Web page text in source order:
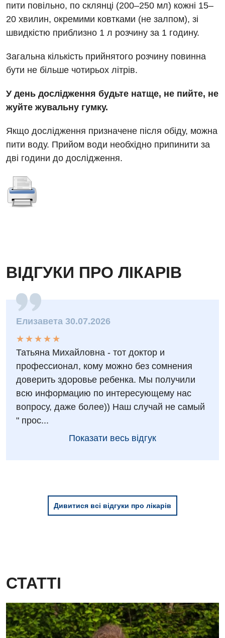
Акушерство і гінекологія
Алергологія, імунологія
Безоплатні послуги
Відділення інтенсивної терапії
Відділення кардіосудинної патології та неврології
Відділення невідкладних станів
Гематологія
Гінекологічне відділення
Дієтологія
Кардіологія
Мамологія
Медична психологія
Неврологія
Нейрохірургія
Проктологія
Терапевтичне відділення
Терапія
Травматологічне відділення
Терапевтичне відділення
Травматологічне відділення
Хірургічне відділення
Швидка медична допомога
пити повільно, по склянці (200–250 мл) кожні 15–
20 хвилин, окремими ковтками (не залпом), зі
швидкістю приблизно 1 л розчину за 1 годину.
Загальна кількість прийнятого розчину повинна
бути не більше чотирьох літрів.
У день дослідження будьте натще, не пийте, не
жуйте жувальну гумку.
Якщо дослідження призначене після обіду, можна
пити воду. Прийом води необхідно припинити за
дві години до дослідження.
ВІДГУКИ ПРО ЛІКАРІВ
Елизавета 30.07.2026
★
★
★
★
★
★ ★ ★ ★ ★
Татьяна Михайловна - тот доктор и
профессионал, кому можно без сомнения
доверить здоровье ребенка. Мы получили
всю информацию по интересующему нас
вопросу, даже более)) Наш случай не самый
" прос...
Показати весь відгук
Дивитися всі відгуки про лікарів
СТАТТІ